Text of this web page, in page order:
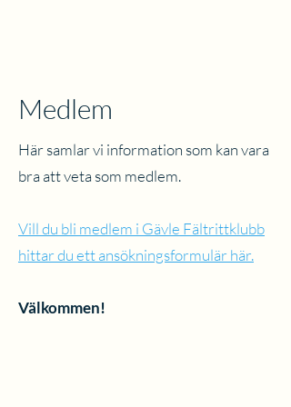
Medlem
Här samlar vi information som kan vara
bra att veta som medlem.
Vill du bli medlem i Gävle Fältrittklubb
hittar du ett ansökningsformulär här.
Välkommen!